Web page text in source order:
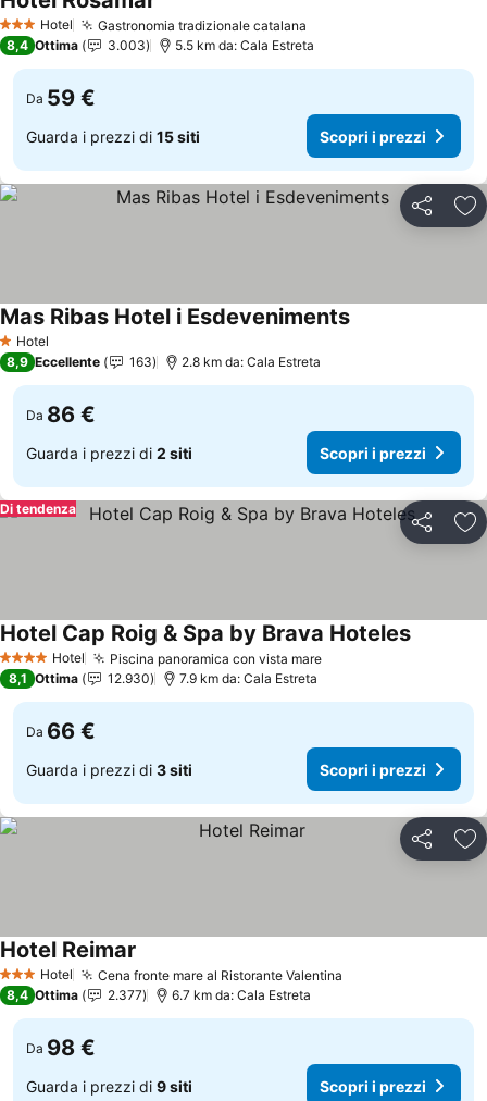
3 StelleHotel Gastronomia tradizionale catalana
8,4 Ottima 3.003 5.5 km da: Cala Estreta
Da 59 €
Guarda i prezzi di 15 siti Scopri i prezzi
Condividi
1 Stelle
Hotel
Mas Ribas Hotel i EsdevenimentsScopri i prezzi
8,9 Eccellente 163 2.8 km da: Cala Estreta
Da 86 €
Guarda i prezzi di 2 siti Scopri i prezzi
Condividi
Di tendenza
4 Stelle Hotel Piscina panoramica con vista mareScopri i prezzi
Hotel Cap Roig & Spa by Brava HotelesScopri i
8,1 Ottima 12.930 7.9 km da: Cala Estreta
Da 66 €
Guarda i prezzi di 3 siti Scopri i prezzi
Condividi
3 StelleHotel Cena fronte mare al Ristorante Valentina
Hotel Reimar
8,4 Ottima 2.377 6.7 km da: Cala Estreta
Da 98 €
Guarda i prezzi di 9 siti Scopri i prezzi